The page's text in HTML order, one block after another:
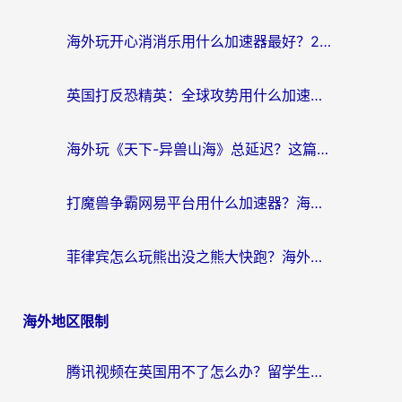
海外玩开心消消乐用什么加速器最好？2026真实体验指南，告别延迟卡顿
英国打反恐精英：全球攻势用什么加速器？2026年实测有效的国服游戏加速指南
海外玩《天下-异兽山海》总延迟？这篇延迟加速器指南帮你告别卡顿（附日本玩Sky光·遇最高警戒解决方案）
打魔兽争霸网易平台用什么加速器？海外党亲测有效的国服游戏加速指南
菲律宾怎么玩熊出没之熊大快跑？海外党国服游戏加速终极攻略（附3款热门游戏实测）
海外地区限制
腾讯视频在英国用不了怎么办？留学生亲测有效的回国加速器指南